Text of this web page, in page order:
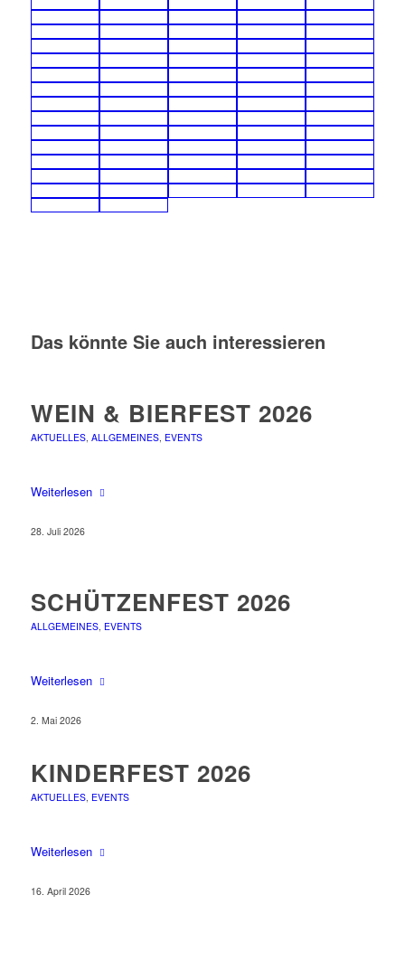
Das könnte Sie auch interessieren
WEIN & BIERFEST 2026
AKTUELLES, ALLGEMEINES, EVENTS
Weiterlesen
28. Juli 2026
SCHÜTZENFEST 2026
ALLGEMEINES, EVENTS
Weiterlesen
2. Mai 2026
KINDERFEST 2026
AKTUELLES, EVENTS
Weiterlesen
16. April 2026